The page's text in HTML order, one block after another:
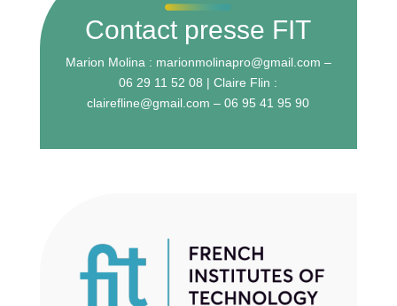
Contact presse FIT
Marion Molina : marionmolinapro@gmail.com –
06 29 11 52 08 | Claire Flin :
clairefline@gmail.com – 06 95 41 95 90